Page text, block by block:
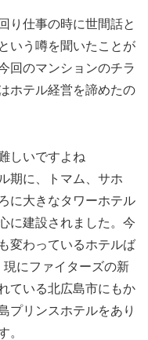
り仕事の時に世間話と
いう噂を聞いたことが
回のマンションのチラ
ホテル経営を諦めたの
しいですよね
期に、トマム、サホ
に大きなタワーホテル
に建設されました。今
変わっているホテルば
にファイターズの新
ている北広島市にもか
プリンスホテルをあり
。